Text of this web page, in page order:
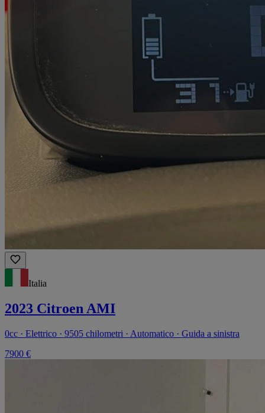
Italia
2023 Citroen AMI
0cc · Elettrico · 9505 chilometri · Automatico · Guida a sinistra
7900 €